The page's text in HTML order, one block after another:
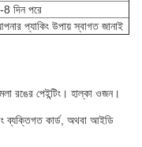
8 দিন পরে
প্যাকিং উপায় স্বাগত জানাই
রঙের পেইন্টিং। হাল্কা ওজন।
ব্যক্তিগত কার্ড, অথবা আইডি